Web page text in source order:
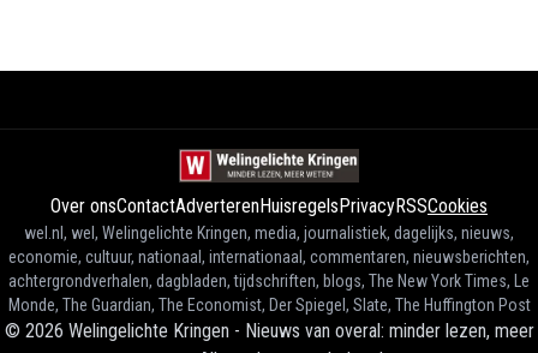
Over onsContactAdverterenHuisregelsPrivacyRSSCookies
wel.nl, wel, Welingelichte Kringen, media, journalistiek, dagelijks, nieuws,
economie, cultuur, nationaal, internationaal, commentaren, nieuwsberichten,
achtergrondverhalen, dagbladen, tijdschriften, blogs, The New York Times, Le
Monde, The Guardian, The Economist, Der Spiegel, Slate, The Huffington Post
© 2026 Welingelichte Kringen - Nieuws van overal: minder lezen, meer